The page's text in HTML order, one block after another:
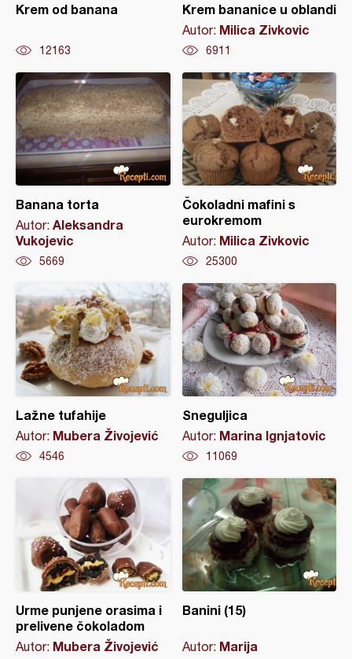
Krem od banana
12163
Krem bananice u oblandi
Autor: Milica Zivkovic
6911
Banana torta
Autor: Aleksandra
Vukojevic
5669
Čokoladni mafini s
eurokremom
Autor: Milica Zivkovic
25300
Lažne tufahije
Autor: Mubera Živojević
4546
Sneguljica
Autor: Marina Ignjatovic
11069
Urme punjene orasima i
prelivene čokoladom
Autor: Mubera Živojević
Banini (15)
Autor: Marija